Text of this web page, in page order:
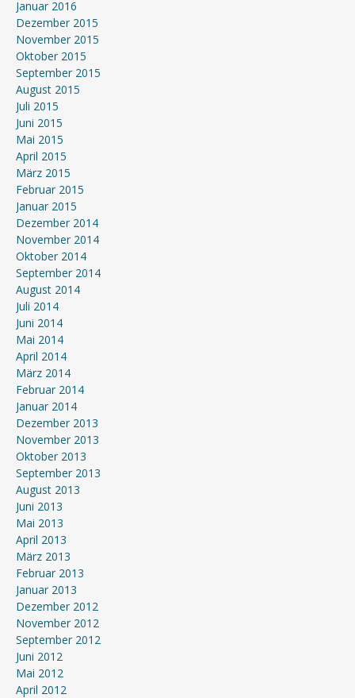
Januar 2016
Dezember 2015
November 2015
Oktober 2015
September 2015
August 2015
Juli 2015
Juni 2015
Mai 2015
April 2015
März 2015
Februar 2015
Januar 2015
Dezember 2014
November 2014
Oktober 2014
September 2014
August 2014
Juli 2014
Juni 2014
Mai 2014
April 2014
März 2014
Februar 2014
Januar 2014
Dezember 2013
November 2013
Oktober 2013
September 2013
August 2013
Juni 2013
Mai 2013
April 2013
März 2013
Februar 2013
Januar 2013
Dezember 2012
November 2012
September 2012
Juni 2012
Mai 2012
April 2012